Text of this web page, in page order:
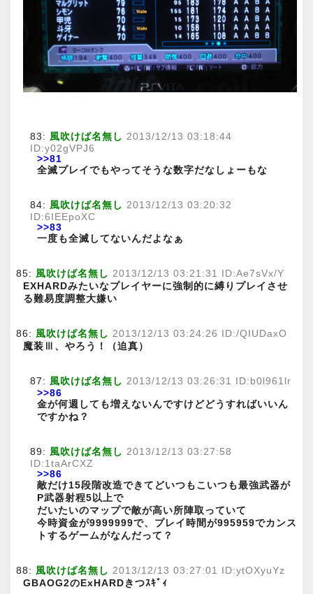
83: 風吹けば名無し 2013/12/13 03:18:44
ID:y02gVPJ6
>>81
全滅プレイでもやってそうな数字だなしょーもな
84: 風吹けば名無し 2013/12/13 03:20:32
ID:6IEEpoXC
>>83
一度も全滅してないんだよなぁ
85: 風吹けば名無し 2013/12/13 03:21:31 ID:Ae7sVx/Y
EXHARDみたいなプレイヤーに強制的に縛りプレイさせ
る難易度調整大嫌い
86: 風吹けば名無し 2013/12/13 03:24:26 ID:/QIUDaxO
魔装Ⅲ、やろう！（迫真）
87: 風吹けば名無し 2013/12/13 03:26:31 ID:b0l961lr
>>86
金が何週しても増えないんですけどどうすればいいん
ですかね？
89: 風吹けば名無し 2013/12/13 03:27:58
ID:1taArCXZ
>>86
敵だけ15段階改造できてどいつもこいつも最強武器が
P武器射程5以上で
だいたいのマップで敵が高い所陣取っていて
今時資金が9999999で、プレイ時間が995959でカンス
トするゲームがなんだって？
88: 風吹けば名無し 2013/12/13 03:27:01 ID:ytOXyuYz
GBAOG2のExHARDきつｽｷﾞｨ